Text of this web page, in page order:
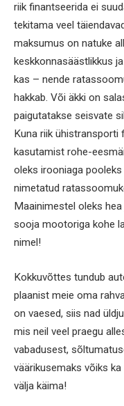
riik finantseerida ei
tekitama veel
maksumus on natuke
keskkonnasäästlikkus
kas – nende
hakkab. Või äkki on
paigutatakse seisvate
Kuna riik ühistransporti
kasutamist rohe-
oleks irooniaga
nimetatud
Maainimestel oleks
sooja mootoriga kohe
nimel!
Kokkuvõttes tundub
plaanist meie oma
on vaesed, siis nad
mis neil veel praegu
vabadusest,
väärikusemaks võiks
välja käima!